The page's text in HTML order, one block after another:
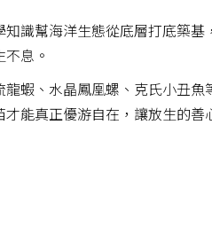
識幫海洋生態從底層打底築基
息。
蝦、水晶鳳凰螺、克氏小丑魚
能真正優游自在，讓放生的善